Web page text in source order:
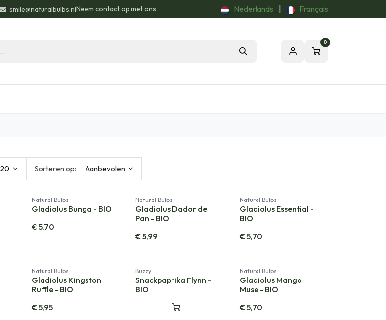
smile@naturalbulbs.nlNeem contact op met ons Nederlands Français
0
Sorteren op: Aanbevolen
20
Natural Bulbs
Gladiolus Bunga - BIO
€5,70
Natural Bulbs
Gladiolus Dador de
Pan - BIO
€5,99
Natural Bulbs
Gladiolus Essential -
BIO
€5,70
Natural Bulbs
Gladiolus Kingston
Ruffle - BIO
€5,95
Nieuw!
Buzzy
Snackpaprika Flynn -
BIO
Natural Bulbs
Gladiolus Mango
Muse - BIO
€5,70